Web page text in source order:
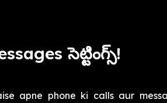
సెట్టింగ్స్!
apne phone ki calls aur